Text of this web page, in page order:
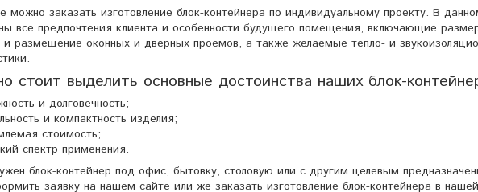
можно заказать изготовление блок-контейнера по индивидуальному проекту. В
все предпочтения клиента и особенности будущего помещения, включающие
и размещение оконных и дверных проемов, а также желаемые тепло- и
стоит выделить основные достоинства наших блок-
и долговечность;
и компактность изделия;
стоимость;
спектр применения.
блок-контейнер под офис, бытовку, столовую или с другим целевым
заявку на нашем сайте или же заказать изготовление блок-контейнера в нашей